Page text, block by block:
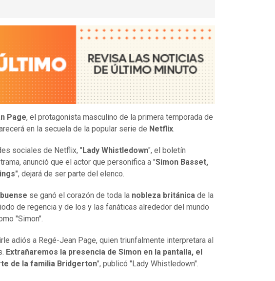
Page, el protagonista masculino de la primera temporada de
en la secuela de la popular serie de Netflix.
sociales de Netflix, " Lady Whistledown", el boletín
anunció que el actor que personifica a "Simon Basset,
, dejará de ser parte del elenco.
se ganó el corazón de toda la nobleza británica de la
de regencia y de los y las fanáticas alrededor del mundo
"Simon".
adiós a Regé-Jean Page, quien triunfalmente interpretara al
Extrañaremos la presencia de Simon en la pantalla, el
de la familia Bridgerton", publicó "Lady Whistledown".